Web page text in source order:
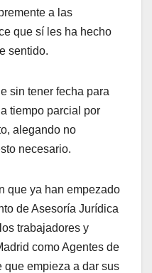
a las
que sí les ha hecho
sentido.
sin tener fecha para
tiempo parcial por
alegando no
necesario.
que ya han empezado
de Asesoría Jurídica
trabajadores y
como Agentes de
que empieza a dar sus